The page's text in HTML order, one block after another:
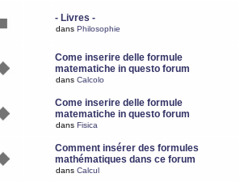
- Livres -
dans Philosophie
Come inserire delle formule
matematiche in questo forum
dans Calcolo
Come inserire delle formule
matematiche in questo forum
dans Fisica
Comment insérer des formules
mathématiques dans ce forum
dans Calcul